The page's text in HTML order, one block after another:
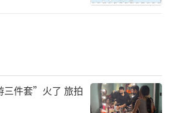
件套”火了 旅拍